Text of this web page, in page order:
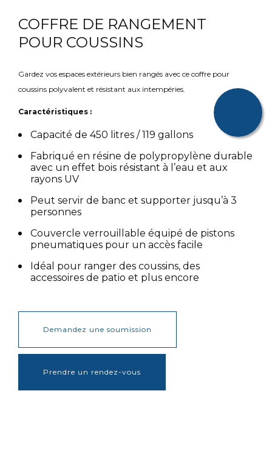
COFFRE DE RANGEMENT
POUR COUSSINS
Gardez vos espaces extérieurs bien rangés avec ce coffre pour
coussins polyvalent et résistant aux intempéries.
Caractéristiques :
Capacité de 450 litres / 119 gallons
Fabriqué en résine de polypropylène durable
avec un effet bois résistant à l’eau et aux
rayons UV
Peut servir de banc et supporter jusqu’à 3
personnes
Couvercle verrouillable équipé de pistons
pneumatiques pour un accès facile
Idéal pour ranger des coussins, des
accessoires de patio et plus encore
Demandez une soumission
Prendre un rendez-vous